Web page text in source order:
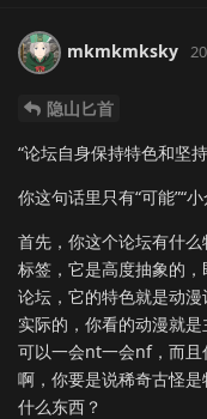
mkmkmksky
隐山匕首
“论坛自身保持特色和坚
你这句话里只有“可能”“小
首先，你这个论坛有什
标签，它是高度抽象的
论坛，它的特色就是动
实际的，你看的动漫就
可以一会nt一会nf，而
啊，你要是说稀奇古怪
什么东西？